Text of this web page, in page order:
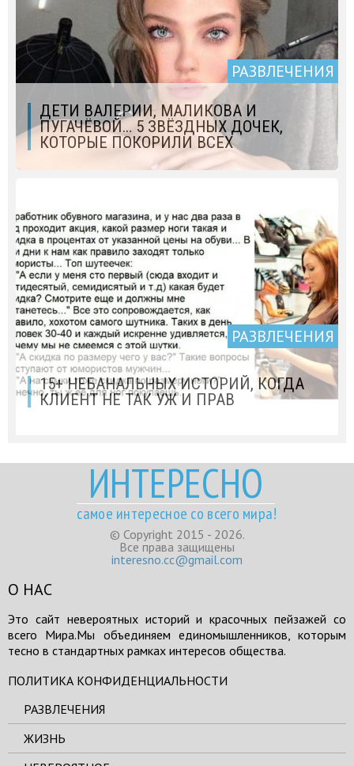
РАЗВЛЕЧЕНИЯ
ДЕТИ ВАЛЕРИИ, МАЛИКОВА И
ПУГАЧЁВОЙ… 5 ЗВЁЗДНЫХ ДОЧЕК,
КОТОРЫЕ ПОКОРИЛИ ВСЕХ
РАЗВЛЕЧЕНИЯ
15+ НЕБАНАЛЬНЫХ ИСТОРИЙ, КОГДА
КЛИЕНТ НЕ ТАК УЖ И ПРАВ
ИНТЕРЕСНО
самое интересное со всего мира!
© Copyright 2015 - 2026.
Все права защищены
interesno.cc@gmail.com
О НАС
Это сайт невероятных историй и красочных пейзажей со
всего Мира.Мы объединяем единомышленников, которым
тесно в стандартных рамках интересов общества.
ПОЛИТИКА КОНФИДЕНЦИАЛЬНОСТИ
РАЗВЛЕЧЕНИЯ
ЖИЗНЬ